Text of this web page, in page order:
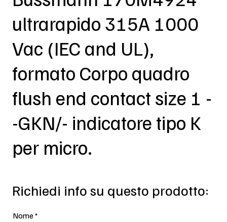
ultrarapido 315A 1000
Vac (IEC and UL),
formato Corpo quadro
flush end contact size 1 -
-GKN/- indicatore tipo K
per micro.
Richiedi info su questo prodotto:
Nome